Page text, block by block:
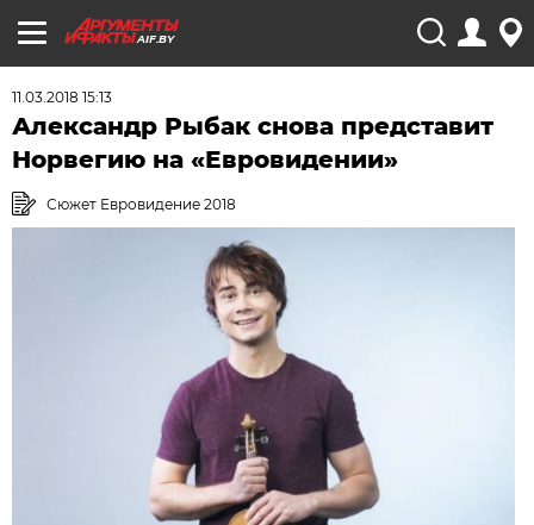
AIF.BY
11.03.2018 15:13
Александр Рыбак снова представит
Норвегию на «Евровидении»
Сюжет Евровидение 2018